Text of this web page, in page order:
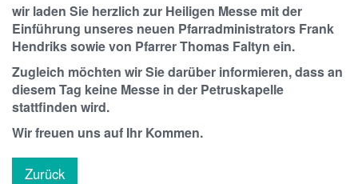
wir laden Sie herzlich zur Heiligen Messe mit der
Einführung unseres neuen Pfarradministrators Frank
Hendriks sowie von Pfarrer Thomas Faltyn ein.
Zugleich möchten wir Sie darüber informieren, dass an
diesem Tag keine Messe in der Petruskapelle
stattfinden wird.
Wir freuen uns auf Ihr Kommen.
Zurück